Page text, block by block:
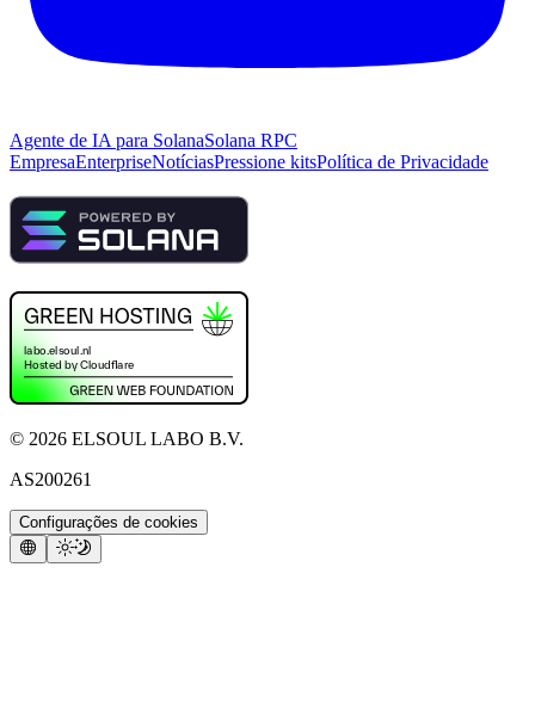
Agente de IA para SolanaSolana RPC
EmpresaEnterpriseNotíciasPressione kitsPolítica de Privacidade
© 2026 ELSOUL LABO B.V.
AS200261
Configurações de cookies